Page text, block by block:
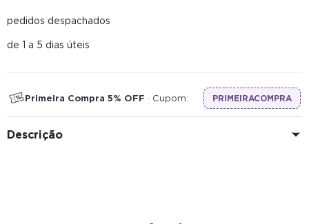
pedidos despachados
de 1 a 5 dias úteis
Descrição